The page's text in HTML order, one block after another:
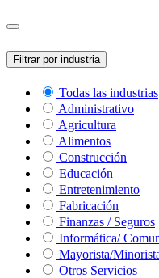
Filtrar por industria
Todas las industrias
Administrativo
Agricultura
Alimentos
Construcción
Educación
Entretenimiento
Fabricación
Finanzas / Seguros
Informática/
Mayorista/
Otros Servicios